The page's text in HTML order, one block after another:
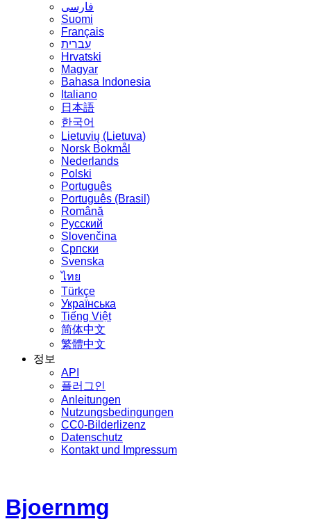
فارسی
Suomi
Français
עברית
Hrvatski
Magyar
Bahasa Indonesia
Italiano
日本語
한국어
Lietuvių (Lietuva)
‪Norsk Bokmål‬
Nederlands
Polski
Português
Português (Brasil)
Română
Русский
Slovenčina
Српски
Svenska
ไทย
Türkçe
Українська
Tiếng Việt
简体中文
繁體中文
정보
API
플러그인
Anleitungen
Nutzungsbedingungen
CC0-Bilderlizenz
Datenschutz
Kontakt und Impressum
Bjoernmg